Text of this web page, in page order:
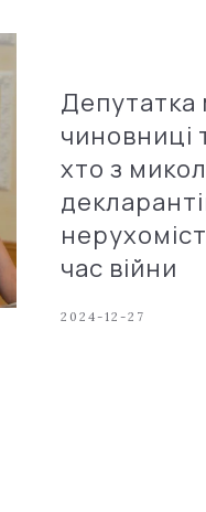
Депутатка
чиновниці
хто з
час війни
2024-12-27